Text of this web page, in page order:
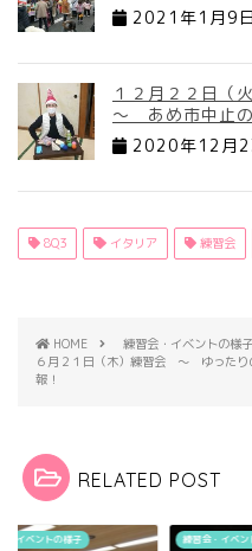
2021年1月9日
１２月２２日（
～ あめ市中止
2020年12月
8Q3 イタリア 練習会
HOME
練習会・イベントの様子
６月２１日（木）練習会 ～ ゆったり
報！
RELATED POST
・イベントの様子 練習会・イベン